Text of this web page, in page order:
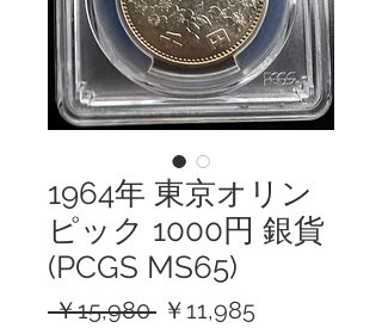
1964年 東京オリン
ピック 1000円 銀貨
(PCGS MS65)
￥15,980 通￥11,985